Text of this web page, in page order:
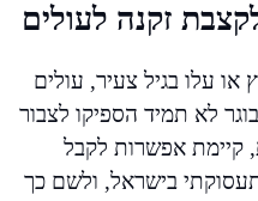
זקנה לעולים
או עלו בגיל צעיר, עולים
לא תמיד הספיקו לצבור
קיימת אפשרות לקבל
בישראל, ולשם כך